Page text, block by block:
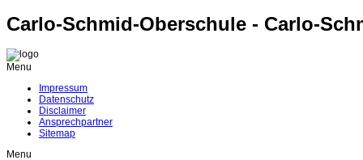
Carlo-Schmid-Oberschule - Carlo-
Menu
Impressum
Datenschutz
Disclaimer
Ansprechpartner
Sitemap
Menu